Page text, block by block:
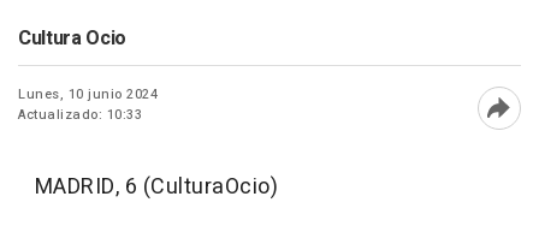
Cultura Ocio
Lunes, 10 junio 2024
Actualizado: 10:33
MADRID, 6 (CulturaOcio)